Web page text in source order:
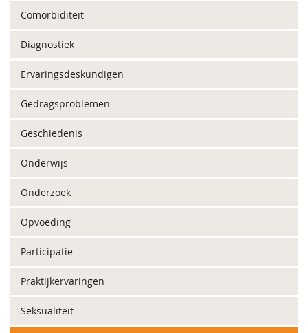
Comorbiditeit
Diagnostiek
Ervaringsdeskundigen
Gedragsproblemen
Geschiedenis
Onderwijs
Onderzoek
Opvoeding
Participatie
Praktijkervaringen
Seksualiteit